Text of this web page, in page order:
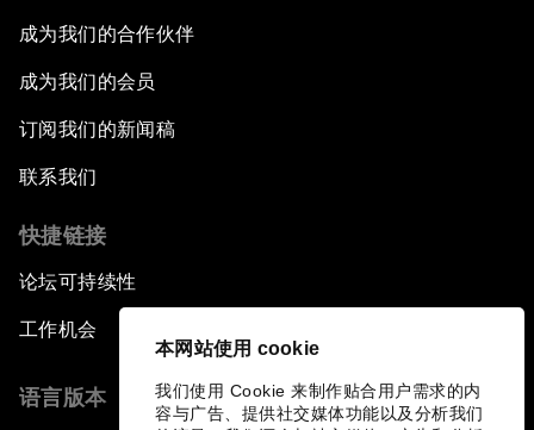
本网站使用 cookie
我们使用 Cookie 来制作贴合用户需求的内
容与广告、提供社交媒体功能以及分析我们
成为我们的合作伙伴
成为我们的会员
订阅我们的新闻稿
联系我们
快捷链接
论坛可持续性
工作机会
语言版本